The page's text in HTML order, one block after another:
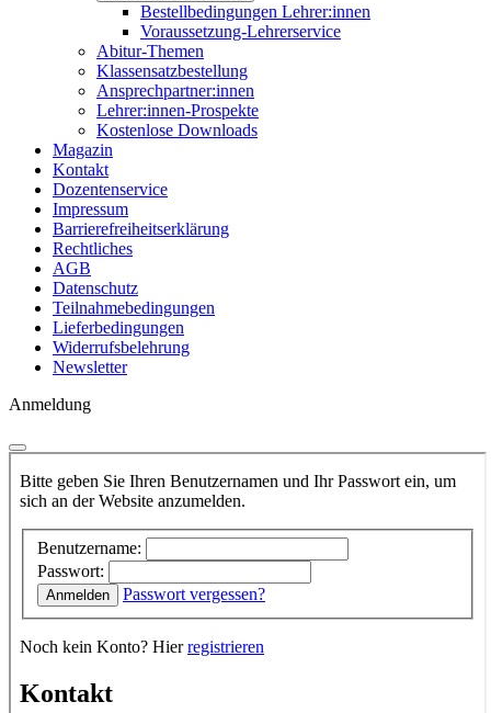
Bestellbedingungen Lehrer:innen
Voraussetzung-Lehrerservice
Abitur-Themen
Klassensatzbestellung
Ansprechpartner:innen
Lehrer:innen-Prospekte
Kostenlose Downloads
Magazin
Kontakt
Dozentenservice
Impressum
Barrierefreiheitserklärung
Rechtliches
AGB
Datenschutz
Teilnahmebedingungen
Lieferbedingungen
Widerrufsbelehrung
Newsletter
Anmeldung